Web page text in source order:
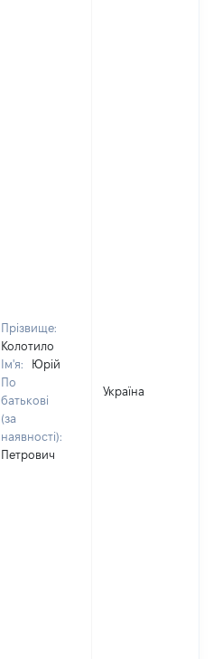
Прізвище:
Колотило
Ім'я:
Юрій
По
батькові
(за
наявності):
Петрович
Україна